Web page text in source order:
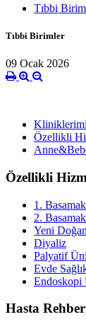
Tıbbi
Tıbbi Birimler
09 Ocak 2026
Özellikli
Özellikli
1.
2.
Yeni
Diyaliz
Palyatif
Evde
Endoskopi
Hasta